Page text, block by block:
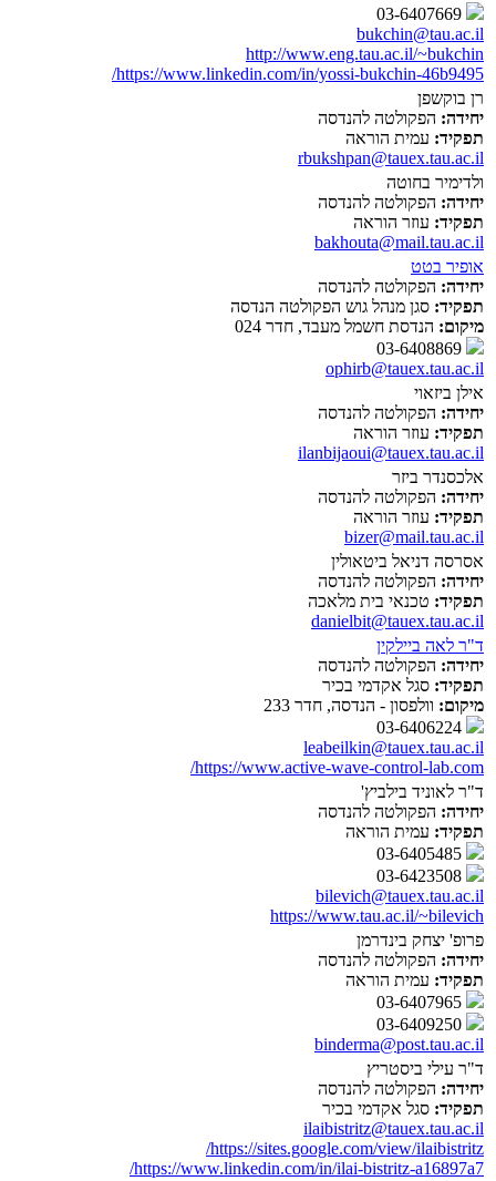
bukchin@tau.ac.il
http://www.eng.tau.ac.il/~bukchin
https://www.linkedin.com/in/yossi-bukchin-46b9495/
רן בוקשפן
יחידה: הפקולטה להנדסה
תפקיד: עמית הוראה
rbukshpan@tauex.tau.ac.il
ולדימיר בחוטה
יחידה: הפקולטה להנדסה
תפקיד: עוזר הוראה
bakhouta@mail.tau.ac.il
אופיר בטט
יחידה: הפקולטה להנדסה
תפקיד: סגן מנהל גוש הפקולטה הנדסה
מיקום: הנדסת חשמל מעבד, חדר 024
ophirb@tauex.tau.ac.il
אילן ביזאוי
יחידה: הפקולטה להנדסה
תפקיד: עוזר הוראה
ilanbijaoui@tauex.tau.ac.il
אלכסנדר ביזר
יחידה: הפקולטה להנדסה
תפקיד: עוזר הוראה
bizer@mail.tau.ac.il
אסרסה דניאל ביטאולין
יחידה: הפקולטה להנדסה
תפקיד: טכנאי בית מלאכה
danielbit@tauex.tau.ac.il
ד"ר לאה ביילקין
יחידה: הפקולטה להנדסה
תפקיד: סגל אקדמי בכיר
מיקום: וולפסון - הנדסה, חדר 233
leabeilkin@tauex.tau.ac.il
https://www.active-wave-control-lab.com/
ד"ר לאוניד בילביץ'
יחידה: הפקולטה להנדסה
תפקיד: עמית הוראה
bilevich@tauex.tau.ac.il
https://www.tau.ac.il/~bilevich
פרופ' יצחק בינדרמן
יחידה: הפקולטה להנדסה
תפקיד: עמית הוראה
binderma@post.tau.ac.il
ד"ר עילי ביסטריץ
יחידה: הפקולטה להנדסה
תפקיד: סגל אקדמי בכיר
ilaibistritz@tauex.tau.ac.il
https://sites.google.com/view/ilaibistritz/
https://www.linkedin.com/in/ilai-bistritz-a16897a7/